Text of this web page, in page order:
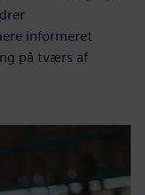
informeret
på tværs af